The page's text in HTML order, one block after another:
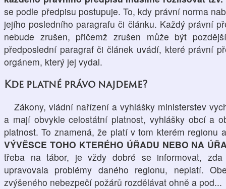
se podle předpisu postupuje. To, kdy právní norma
jejího posledního paragrafu či článku. Každý právní
nebude zrušen, přičemž zrušen může být
předposlední paragraf či článek uvádí, které právní
orgánem, který jej vydal.
Kde platné právo najdeme?
Zákony, vládní nařízení a vyhlášky ministerstev
a mají obvykle celostátní platnost, vyhlášky obcí a
platnost. To znamená, že platí v tom kterém
VÝVĚSCE TOHO KTERÉHO ÚŘADU NEBO NA
třeba na tábor, je vždy dobré se informovat,
upravovala problémy daného regionu, neplatí.
zvýšeného nebezpečí požárů rozdělávat ohně a pod...